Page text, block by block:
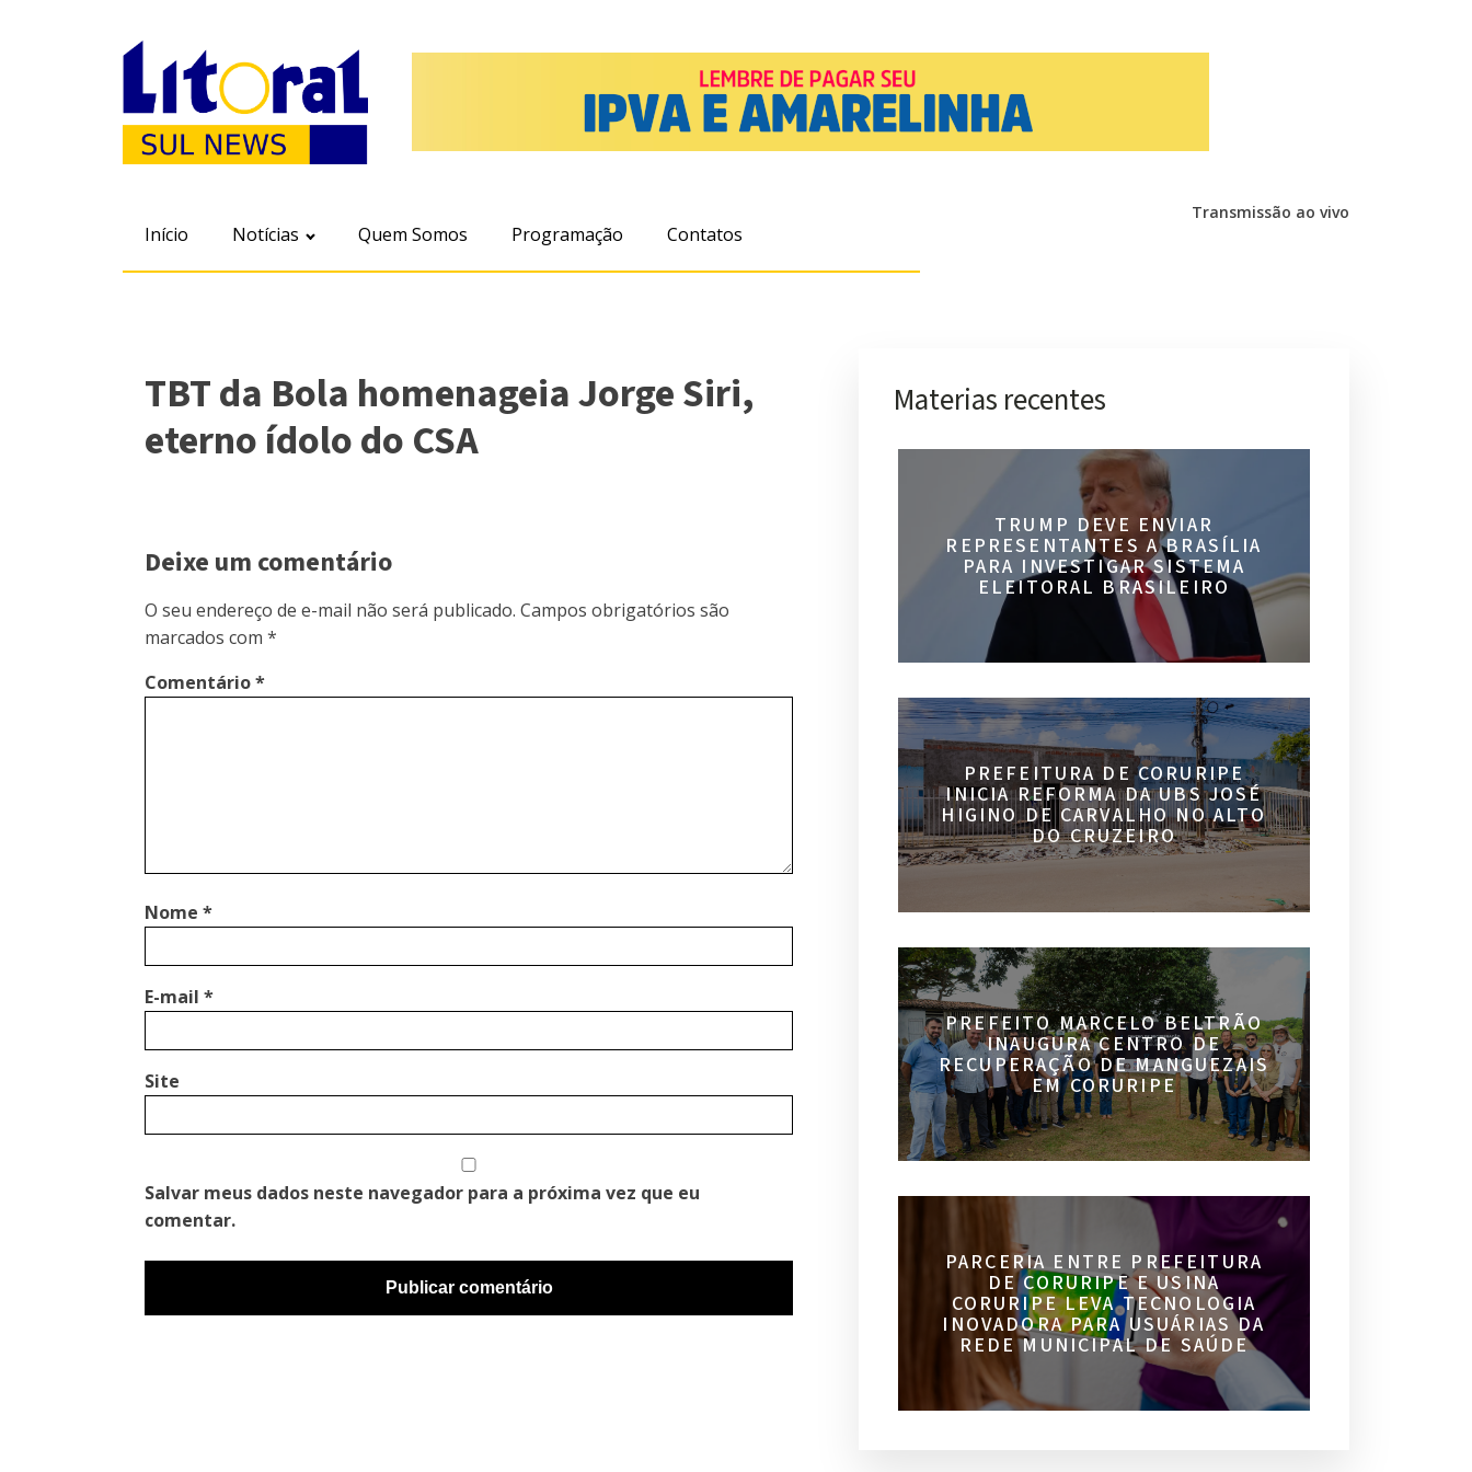
Início Notícias Quem Somos Programação Contatos
Transmissão ao vivo
TBT da Bola homenageia Jorge Siri,
eterno ídolo do CSA
Deixe um comentário
O seu endereço de e-mail não será publicado. Campos obrigatórios são
marcados com *
Comentário*
Nome *
E-mail *
Site
Salvar meus dados neste navegador para a próxima vez que eu
comentar.
Materias recentes
TRUMP DEVE ENVIAR
REPRESENTANTES A BRASÍLIA
PARA INVESTIGAR SISTEMA
ELEITORAL BRASILEIRO
PREFEITURA DE CORURIPE
INICIA REFORMA DA UBS JOSÉ
HIGINO DE CARVALHO NO ALTO
DO CRUZEIRO
PREFEITO MARCELO BELTRÃO
INAUGURA CENTRO DE
RECUPERAÇÃO DE MANGUEZAIS
EM CORURIPE
PARCERIA ENTRE PREFEITURA
DE CORURIPE E USINA
CORURIPE LEVA TECNOLOGIA
INOVADORA PARA USUÁRIAS DA
REDE MUNICIPAL DE SAÚDE